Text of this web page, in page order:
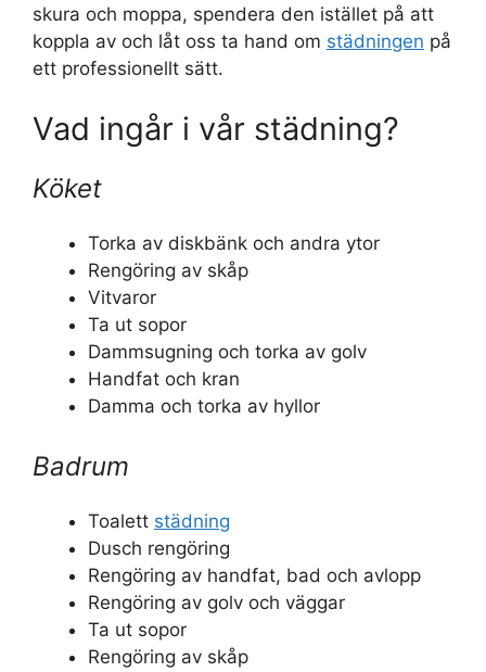
skura och moppa, spendera den istället på att
koppla av och låt oss ta hand om städningen på
ett professionellt sätt.
Vad ingår i vår städning?
Köket
Torka av diskbänk och andra ytor
Rengöring av skåp
Vitvaror
Ta ut sopor
Dammsugning och torka av golv
Handfat och kran
Damma och torka av hyllor
Badrum
Toalett städning
Dusch rengöring
Rengöring av handfat, bad och avlopp
Rengöring av golv och väggar
Ta ut sopor
Rengöring av skåp